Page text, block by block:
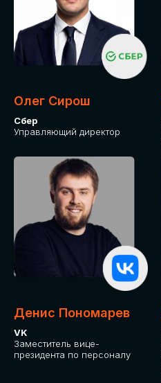
Олег Сирош
Сбер
Управляющий директор
Денис Пономарев
VK
Заместитель вице-
президента по персоналу